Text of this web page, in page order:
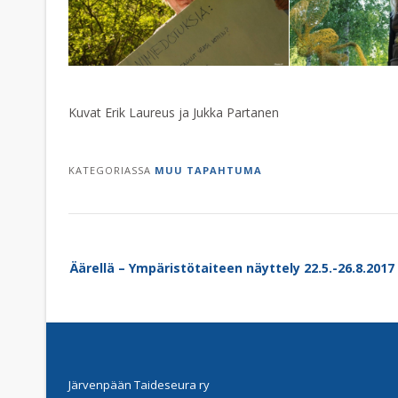
Kuvat Erik Laureus ja Jukka Partanen
KATEGORIASSA MUU TAPAHTUMA
Post
navigation
Äärellä – Ympäristötaiteen näyttely 22.5.-26.8.2017
Järvenpään Taideseura ry